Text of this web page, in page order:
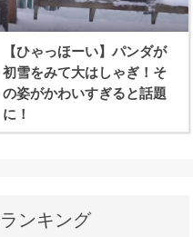
【ひゃっほーい】パンダが
初雪をみて大はしゃぎ！そ
の姿がかわいすぎると話題
に！
ンキング